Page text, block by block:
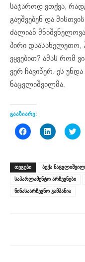
საჯაროდ ვთქვა,
გაუშვებენ და
ძალიან
პირი დაასახელეთო,
ვყვებით? ამას რომ
ვერ ჩავიწერ. ეს უნდა
ნაცვლიშვილმა.
გააზიარე:
Click
to
(Opens
in
new
window)
Click
to
(Opens
in
new
window)
to
in
ᲗᲔᲒᲔᲑᲘ ბექა
საპარლამენტო არჩევნები
წინასაარჩევნო კამპანია